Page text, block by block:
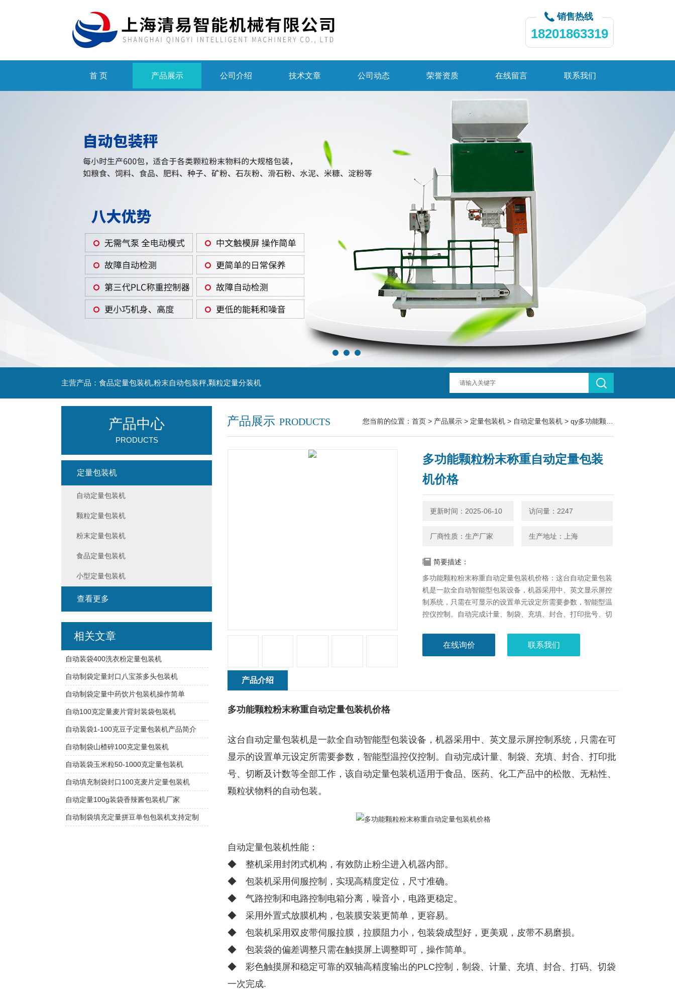
销售热线
18201863319
首 页 产品展示 公司介绍 技术文章 公司动态 荣誉资质 在线留言 联系我们
主营产品：食品定量包装机,粉末自动包装秤,颗粒定量分装机
产品展示 PRODUCTS 您当前的位置： 首页 > 产品展示 > 定量包装机 > 自动定量包装机 > qy多功能颗粒粉末称重自动定量包装机价格
多功能颗粒粉末称重自动定量包装
机价格
更新时间：2025-06-10 访问量：2247
厂商性质：生产厂家 生产地址：上海
简要描述：
多功能颗粒粉末称重自动定量包装机价格：这台自动定量包装
机​是一款全自动智能型包装设备，机器采用中、英文显示屏控
制系统，只需在可显示的设置单元设定所需要参数，智能型温
控仪控制。自动完成计量、制袋、充填、封合、打印批号、切
在线询价 联系我们
产品介绍
多功能颗粒粉末称重自动定量包装机价格
这台自动定量包装机是一款全自动智能型包装设备，机器采用中、英文显示屏控制系统，只需在可
显示的设置单元设定所需要参数，智能型温控仪控制。自动完成计量、制袋、充填、封合、打印批
号、切断及计数等全部工作，该自动定量包装机适用于食品、医药、化工产品中的松散、无粘性、
颗粒状物料的自动包装。
自动定量包装机性能：
◆ 整机采用封闭式机构，有效防止粉尘进入机器内部。
◆ 包装机采用伺服控制，实现高精度定位，尺寸准确。
◆ 气路控制和电路控制电箱分离，噪音小，电路更稳定。
◆ 采用外置式放膜机构，包装膜安装更简单，更容易。
◆ 包装机采用双皮带伺服拉膜，拉膜阻力小，包装袋成型好，更美观，皮带不易磨损。
◆ 包装袋的偏差调整只需在触摸屏上调整即可，操作简单。
◆ 彩色触摸屏和稳定可靠的双轴高精度输出的PLC控制，制袋、计量、充填、封合、打码、切袋
一次完成.
产品中心
PRODUCTS
定量包装机
自动定量包装机
颗粒定量包装机
粉末定量包装机
食品定量包装机
小型定量包装机
查看更多
相关文章
自动装袋400洗衣粉定量包装机
自动制袋定量封口八宝茶多头包装机
自动制袋定量中药饮片包装机操作简单
自动100克定量麦片背封装袋包装机
自动装袋1-100克豆子定量包装机产品简介
自动制袋山楂碎100克定量包装机
自动装袋玉米粒50-1000克定量包装机
自动填充制袋封口100克麦片定量包装机
自动定量100g装袋香辣酱包装机厂家
自动制袋填充定量拼豆单包包装机支持定制